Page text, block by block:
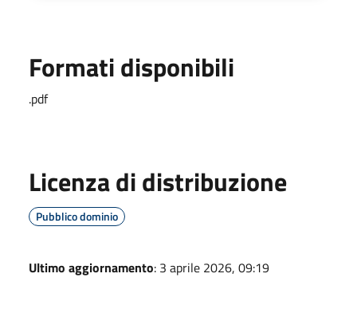
Formati disponibili
.pdf
Licenza di distribuzione
Pubblico dominio
Ultimo aggiornamento: 3 aprile 2026, 09:19